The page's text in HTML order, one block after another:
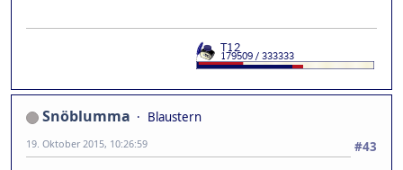
Snöblumma
Blaustern
#43
19. Oktober 2015, 10:26:59